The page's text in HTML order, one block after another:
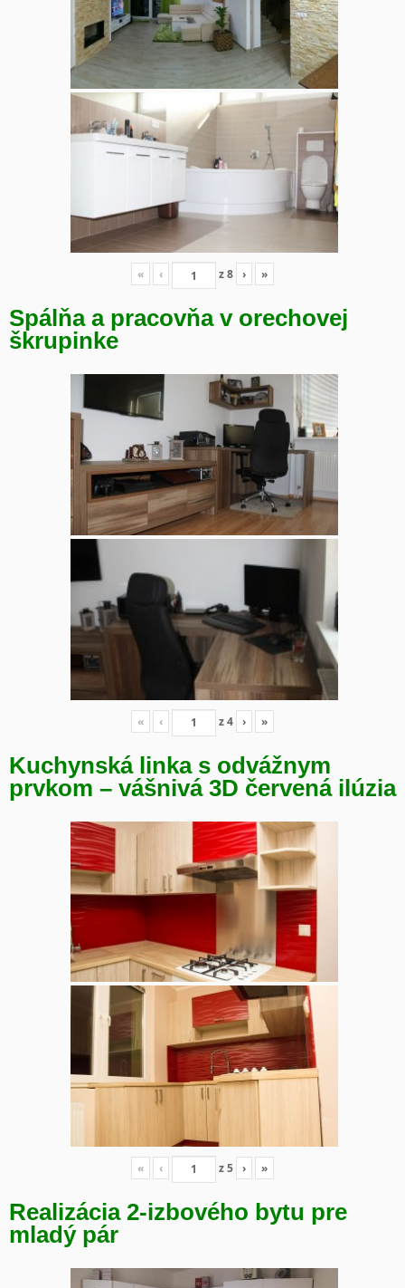
« ‹ z8 › »
Spálňa a pracovňa v orechovej
škrupinke
« ‹ z4 › »
Kuchynská linka s odvážnym
prvkom – vášnivá 3D červená ilúzia
« ‹ z5 › »
Realizácia 2-izbového bytu pre
mladý pár